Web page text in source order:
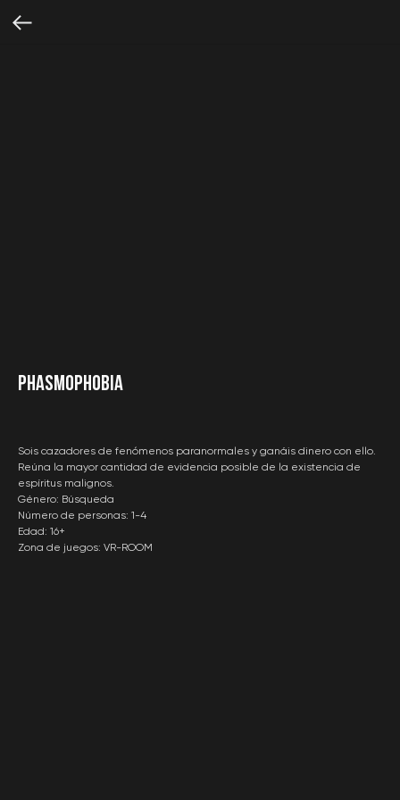
Phasmophobia
Sois cazadores de fenómenos paranormales y ganáis dinero con ello.
Reúna la mayor cantidad de evidencia posible de la existencia de
espíritus malignos.
Género: Búsqueda
Número de personas: 1-4
Edad: 16+
Zona de juegos: VR-ROOM